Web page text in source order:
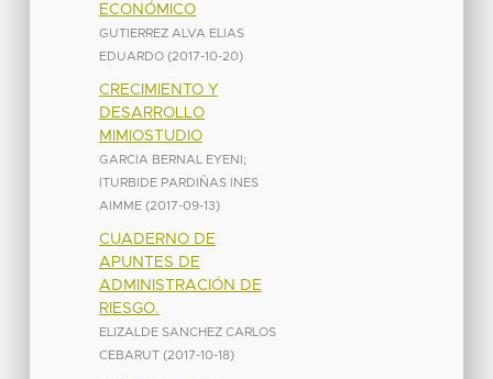
ECONÓMICO
GUTIERREZ ALVA ELIAS
EDUARDO (2017-10-20)
CRECIMIENTO Y
DESARROLLO
MIMIOSTUDIO
GARCIA BERNAL EYENI ;
ITURBIDE PARDIÑAS INES
AIMME (2017-09-13)
CUADERNO DE
APUNTES DE
ADMINISTRACIÓN DE
RIESGO.
ELIZALDE SANCHEZ CARLOS
CEBARUT (2017-10-18)